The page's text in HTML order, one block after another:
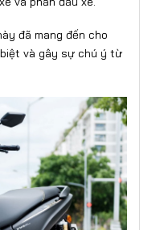
đã mang đến cho
và gây sự chú ý từ